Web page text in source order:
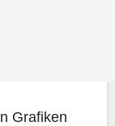
Gra­fi­ken